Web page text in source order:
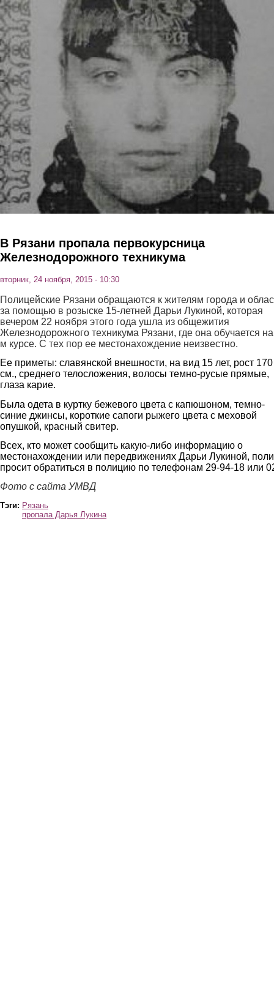
Перейти к основному содержанию
В Рязани пропала первокурсница
Железнодорожного техникума
вторник, 24 ноября, 2015 - 10:30
Полицейские Рязани обращаются к жителям города и
за помощью в розыске 15-летней Дарьи Лукиной, которая
вечером 22 ноября этого года ушла из общежития
Железнодорожного техникума Рязани, где она обучается
м курсе. С тех пор ее местонахождение неизвестно.
Ее приметы: славянской внешности, на вид 15 лет, рост 170
см., среднего телосложения, волосы темно-русые прямые,
глаза карие.
Была одета в куртку бежевого цвета с капюшоном, темно-
синие джинсы, короткие сапоги рыжего цвета с меховой
опушкой, красный свитер.
Всех, кто может сообщить какую-либо информацию о
местонахождении или передвижениях Дарьи Лукиной,
просит обратиться в полицию по телефонам 29-94-18 или
Фото с сайта УМВД
Тэги: Рязань
пропала Дарья Лукина